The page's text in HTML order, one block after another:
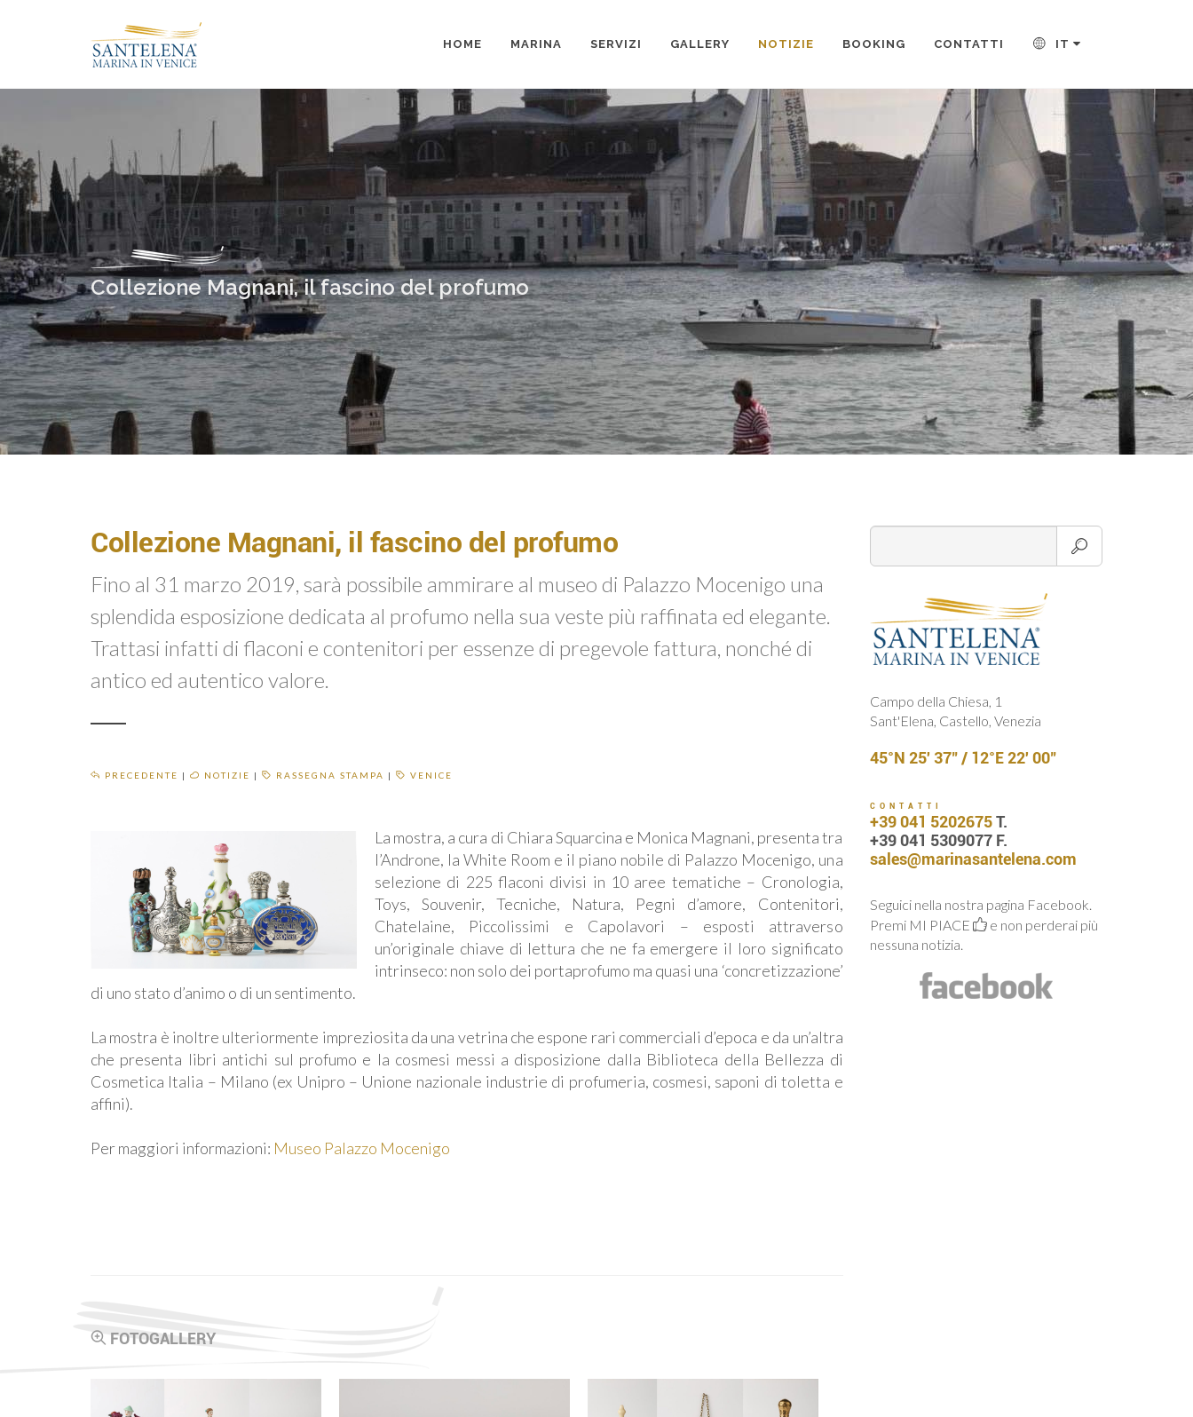
HOME MARINA SERVIZI GALLERY NOTIZIE BOOKING CONTATTI IT
Collezione Magnani, il fascino del profumo
Collezione Magnani, il fascino del profumo
Fino al 31 marzo 2019, sarà possibile ammirare al museo di Palazzo Mocenigo una
splendida esposizione dedicata al profumo nella sua veste più raffinata ed elegante.
Trattasi infatti di flaconi e contenitori per essenze di pregevole fattura, nonché di
antico ed autentico valore.
PRECEDENTE | NOTIZIE | RASSEGNA STAMPA | VENICE
La mostra, a cura di Chiara Squarcina e Monica Magnani, presenta tra
l’Androne, la White Room e il piano nobile di Palazzo Mocenigo, una
selezione di 225 flaconi divisi in 10 aree tematiche – Cronologia,
Toys, Souvenir, Tecniche, Natura, Pegni d’amore, Contenitori,
Chatelaine, Piccolissimi e Capolavori – esposti attraverso
un’originale chiave di lettura che ne fa emergere il loro significato
intrinseco: non solo dei portaprofumo ma quasi una ‘concretizzazione’
di uno stato d’animo o di un sentimento.
La mostra è inoltre ulteriormente impreziosita da una vetrina che espone rari commerciali d’epoca e da un’altra
che presenta libri antichi sul profumo e la cosmesi messi a disposizione dalla Biblioteca della Bellezza di
Cosmetica Italia – Milano (ex Unipro – Unione nazionale industrie di profumeria, cosmesi, saponi di toletta e
affini).
Per maggiori informazioni: Museo Palazzo Mocenigo
FOTOGALLERY
Campo della Chiesa, 1
Sant'Elena, Castello, Venezia
45°N 25' 37" / 12°E 22' 00"
CONTATTI
+39 041 5202675T.
+39 041 5309077 F.
sales@marinasantelena.com
Seguici nella nostra pagina Facebook.
Premi MI PIACE
e non perderai più
nessuna notizia.